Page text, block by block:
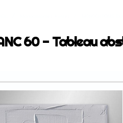
60 - Tableau